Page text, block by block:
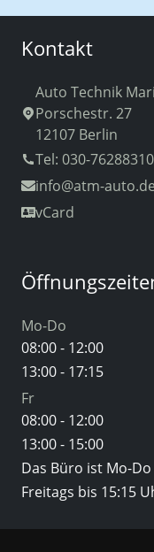
Kontakt
Auto Technik
Porschestr. 27
12107 Berlin
Tel: 030-76288310
info@atm-auto.de
vCard
Mo-Do
08:00 - 12:00
13:00 - 17:15
Fr
08:00 - 12:00
13:00 - 15:00
Das Büro ist Mo-
Freitags bis 15:15